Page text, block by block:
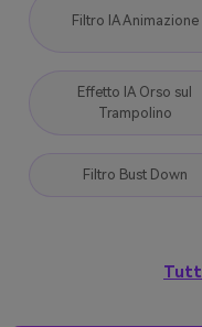
Filtro IA Animazione
Effetto IA Orso sul
Trampolino
Filtro Bust Down